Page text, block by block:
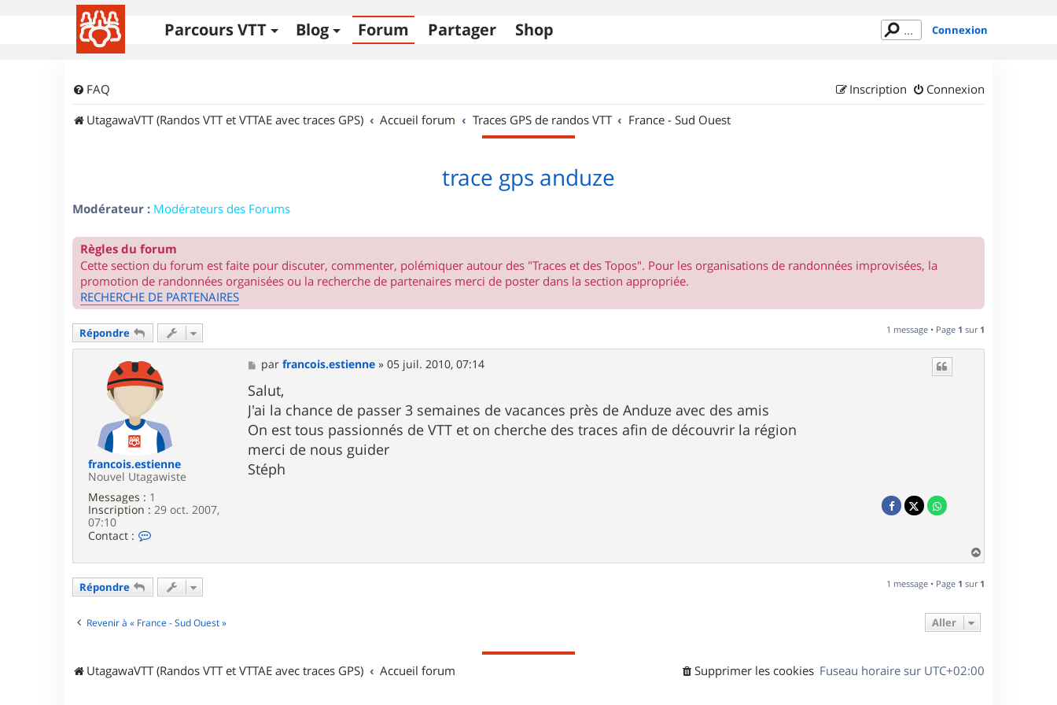
Parcours VTT Blog Forum Partager Shop Connexion
FAQ Connexion
Inscription
UtagawaVTT (Randos VTT et VTTAE avec traces GPS)
Accueil forum Traces GPS de randos VTT France - Sud Ouest
trace gps anduze
Modérateur : Modérateurs des Forums
Règles du forum
Cette section du forum est faite pour discuter, commenter, polémiquer autour des "Traces et des Topos". Pour les organisations de randonnées improvisées, la
promotion de randonnées organisées ou la recherche de partenaires merci de poster dans la section appropriée.
RECHERCHE DE PARTENAIRES
Répondre 1 message • Page 1 sur 1
francois.estienne
Nouvel Utagawiste
Messages : 1
Inscription : 29 oct. 2007,
07:10
Contact :
c
e
a
M
e
s
s
a
g
e
parfrancois.estienne »05 juil. 2010, 07:14
Salut,
J'ai la chance de passer 3 semaines de vacances près de Anduze avec des amis
On est tous passionnés de VTT et on cherche des traces afin de découvrir la région
merci de nous guider
Stéph
a
t
Répondre 1 message • Page 1 sur 1
Revenir à « France - Sud Ouest » Aller
UtagawaVTT (Randos VTT et VTTAE avec traces GPS) Accueil forum Fuseau horaire sur UTC+02:00
Supprimer les cookies